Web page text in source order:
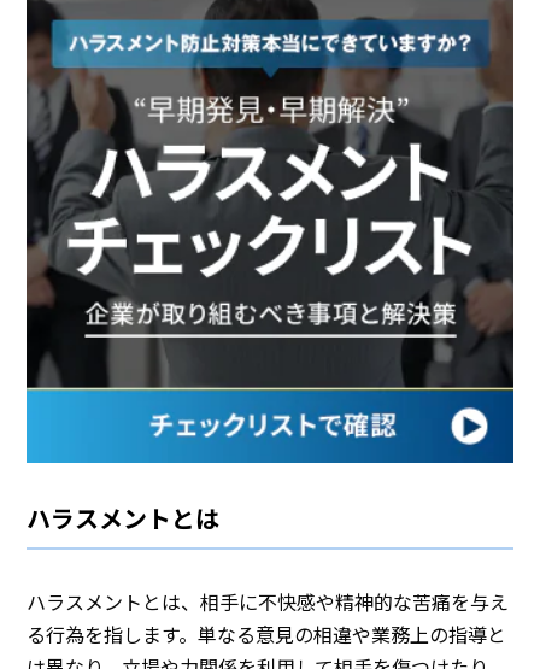
ハラスメントとは
ハラスメントとは、相手に不快感や精神的な苦痛を与え
る行為を指します。単なる意見の相違や業務上の指導と